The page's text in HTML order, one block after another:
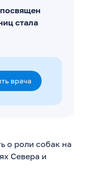
стала
врача
о роли собак на
Севера и